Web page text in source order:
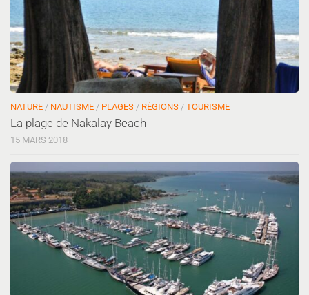
NATURE / NAUTISME / PLAGES / RÉGIONS / TOURISME
La plage de Nakalay Beach
15 MARS 2018